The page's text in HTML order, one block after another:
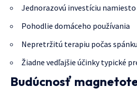
Jednorazovú investíciu
Pohodlie domáceho používania
Nepretržitú terapiu počas spánku
Žiadne vedľajšie účinky typické
Budúcnosť